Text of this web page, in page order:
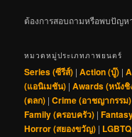
ต้องการสอบถามหรือพบปัญห
หมวดหมู่ประเภทภาพยนตร์
Series (ซีรีส์) |Action (บู๊) |
(แอนิเมชัน) |Awards (หนังชิ
(ตลก) |Crime (อาชญากรรม)
Family (ครอบครัว) |
Horror (สยองขวัญ) |